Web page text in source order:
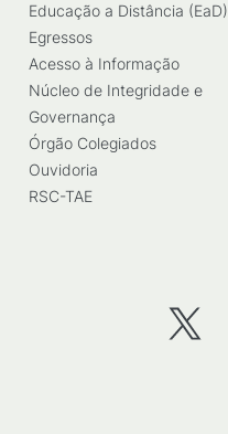
Educação a Distância (EaD)
Egressos
Acesso à Informação
Núcleo de Integridade e
Governança
Órgão Colegiados
Ouvidoria
RSC-TAE